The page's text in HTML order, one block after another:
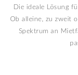
Die ideale Lösung
Ob alleine, zu zweit
Spektrum an